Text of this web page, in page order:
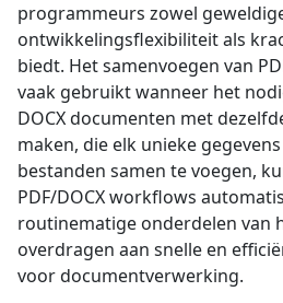
programmeurs zowel
ontwikkelingsflexibiliteit als
biedt. Het samenvoegen van
vaak gebruikt wanneer het
DOCX documenten met
maken, die elk unieke
bestanden samen te voegen,
PDF/DOCX workflows
routinematige onderdelen van
overdragen aan snelle en
voor documentverwerking.